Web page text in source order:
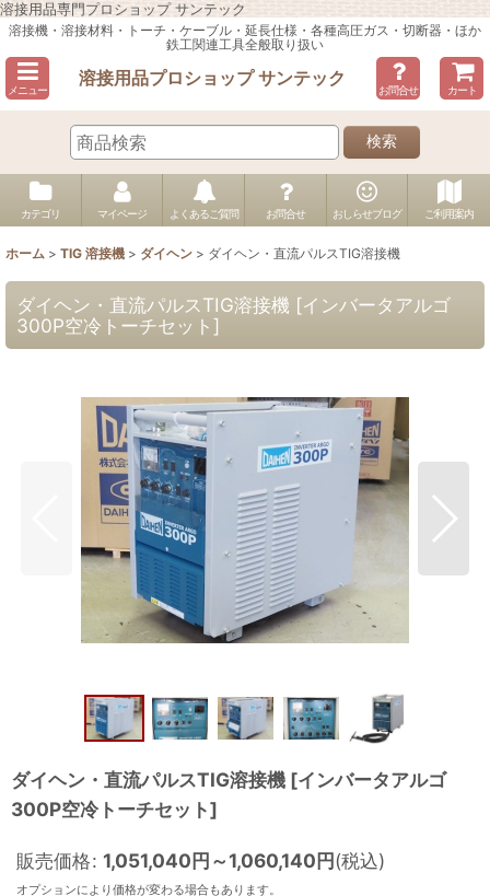
溶接用品専門プロショップ サンテック
溶接機・溶接材料・トーチ・ケーブル・延長仕様・各種高圧ガス・切断器・ほか
鉄工関連工具全般取り扱い
メニュー
溶接用品プロショップ サンテック
お問合せ カート
検索
カテゴリ マイページ よくあるご質問 お問合せ おしらせブログ ご利用案内
ホーム > TIG 溶接機 > ダイヘン > ダイヘン・直流パルスTIG溶接機
ダイヘン・直流パルスTIG溶接機 [インバータアルゴ
300P空冷トーチセット]
ダイヘン・直流パルスTIG溶接機 [インバータアルゴ
300P空冷トーチセット]
販売価格: 1,051,040円～1,060,140円(税込)
オプションにより価格が変わる場合もあります。